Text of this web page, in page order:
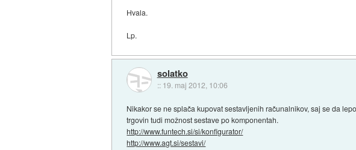
Hvala.
Lp.
solatko
:: 19. maj 2012, 10:06
Nikakor se ne splača kupovat sestavljenih računalnikov, saj se da
trgovin tudi možnost sestave po komponentah.
http://www.funtech.si/si/konfigurator/
http://www.agt.si/sestavi/